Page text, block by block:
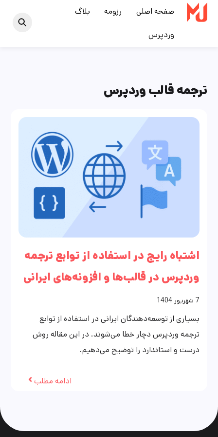
Skip
صفحه اصلی رزومه بلاگ
وردپرس
ترجمه قالب وردپرس
اشتباه رایج در استفاده از توابع ترجمه
وردپرس در قالب‌ها و افزونه‌های ایرانی
7 شهریور 1404
بسیاری از توسعه‌دهندگان ایرانی در استفاده از توابع
ترجمه وردپرس دچار خطا می‌شوند. در این مقاله روش
درست و استاندارد را توضیح می‌دهیم.
ادامه مطلب